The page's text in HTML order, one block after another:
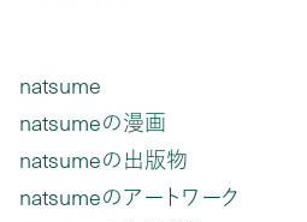
natsume
natsumeの漫画
natsumeの出版物
natsumeのアートワーク